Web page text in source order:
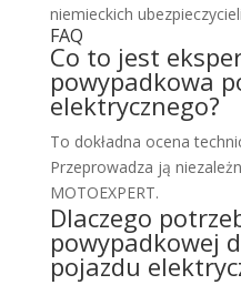
niemieckich
FAQ
Co to jest
powypadkowa
elektrycznego?
To dokładna ocena
Przeprowadza ją
MOTOEXPERT.
Dlaczego
powypadkowej
pojazdu